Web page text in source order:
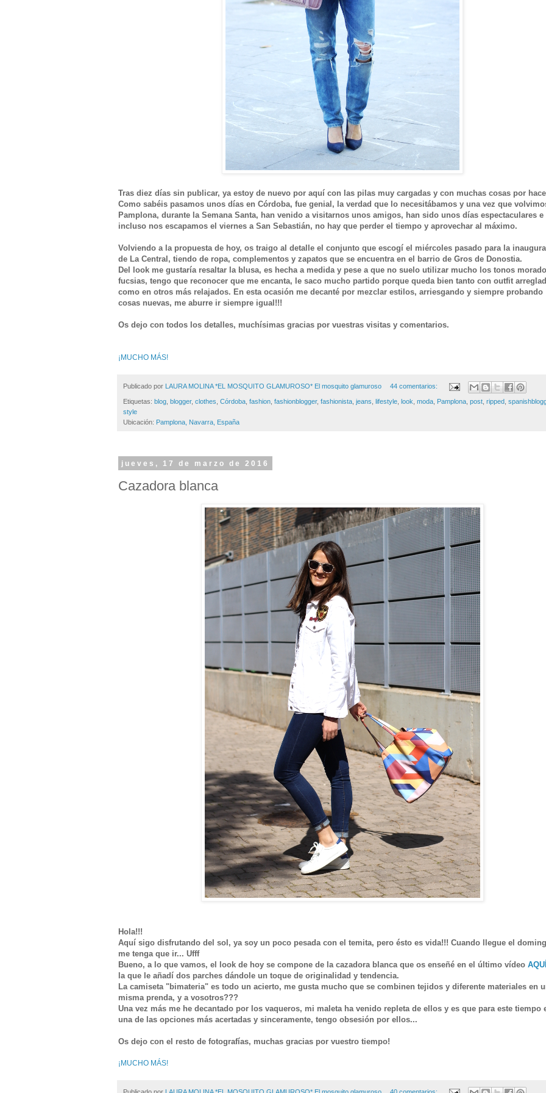
Tras diez días sin publicar, ya estoy de nuevo por aquí con las pilas muy cargadas y con muchas cosas por
Como sabéis pasamos unos días en Córdoba, fue genial, la verdad que lo necesitábamos y una vez que
Pamplona, durante la Semana Santa, han venido a visitarnos unos amigos, han sido unos días espectaculares e
incluso nos escapamos el viernes a San Sebastián, no hay que perder el tiempo y aprovechar al máximo.
Volviendo a la propuesta de hoy, os traigo al detalle el conjunto que escogí el miércoles pasado para la
de La Central, tiendo de ropa, complementos y zapatos que se encuentra en el barrio de Gros de Donostia.
Del look me gustaría resaltar la blusa, es hecha a medida y pese a que no suelo utilizar mucho los tonos
fucsias, tengo que reconocer que me encanta, le saco mucho partido porque queda bien tanto con outfit
como en otros más relajados. En esta ocasión me decanté por mezclar estilos, arriesgando y siempre probando
cosas nuevas, me aburre ir siempre igual!!!
Os dejo con todos los detalles, muchísimas gracias por vuestras visitas y comentarios.
¡MUCHO MÁS!
Publicado por LAURA MOLINA *EL MOSQUITO GLAMUROSO* El mosquito glamuroso 44 comentarios:
Etiquetas: blog blogger, clothes Córdoba fashion fashionblogger, fashionista jeans lifestyle look moda Pamplona post ripped
style
Ubicación: Pamplona, Navarra, España
jueves, 17 de marzo de 2016
Cazadora blanca
Hola!!!
Aquí sigo disfrutando del sol, ya soy un poco pesada con el temita, pero ésto es vida!!! Cuando llegue el
me tenga que ir... Ufff
Bueno, a lo que vamos, el look de hoy se compone de la cazadora blanca que os enseñé en el último vídeo AQUÍ
la que le añadí dos parches dándole un toque de originalidad y tendencia.
La camiseta "bimateria" es todo un acierto, me gusta mucho que se combinen tejidos y diferente materiales en
misma prenda, y a vosotros???
Una vez más me he decantado por los vaqueros, mi maleta ha venido repleta de ellos y es que para este tiempo
una de las opciones más acertadas y sinceramente, tengo obsesión por ellos...
Os dejo con el resto de fotografías, muchas gracias por vuestro tiempo!
¡MUCHO MÁS!